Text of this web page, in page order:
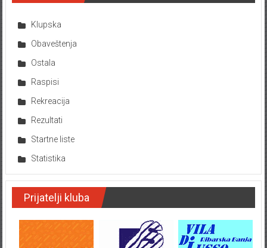
Klupska
Obaveštenja
Ostala
Raspisi
Rekreacija
Rezultati
Startne liste
Statistika
Prijatelji kluba